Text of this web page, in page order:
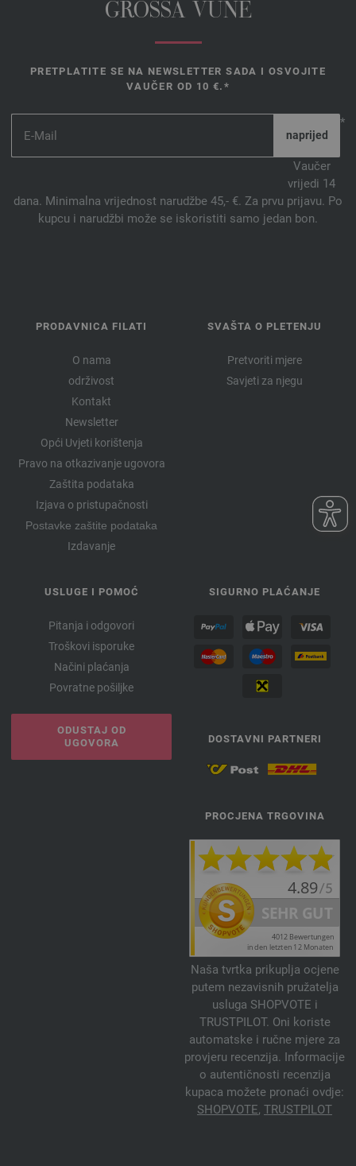
GROSSA VUNE
PRETPLATITE SE NA NEWSLETTER SADA I OSVOJITE
VAUČER OD 10 €.*
*
Vaučer
vrijedi 14
dana. Minimalna vrijednost narudžbe 45,- €. Za prvu prijavu. Po
kupcu i narudžbi može se iskoristiti samo jedan bon.
PRODAVNICA FILATI
O nama
održivost
Kontakt
Newsletter
Opći Uvjeti korištenja
Pravo na otkazivanje ugovora
Zaštita podataka
Izjava o pristupačnosti
Postavke zaštite podataka
Izdavanje
SVAŠTA O PLETENJU
Pretvoriti mjere
Savjeti za njegu
USLUGE I POMOĆ
Pitanja i odgovori
Troškovi isporuke
Načini plaćanja
Povratne pošiljke
ODUSTAJ OD
UGOVORA
SIGURNO PLAĆANJE
DOSTAVNI PARTNERI
PROCJENA TRGOVINA
Naša tvrtka prikuplja ocjene
putem nezavisnih pružatelja
usluga SHOPVOTE i
TRUSTPILOT. Oni koriste
automatske i ručne mjere za
provjeru recenzija. Informacije
o autentičnosti recenzija
kupaca možete pronaći ovdje:
SHOPVOTE, TRUSTPILOT